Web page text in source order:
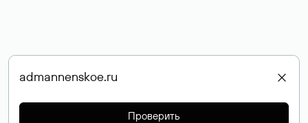
Проверить